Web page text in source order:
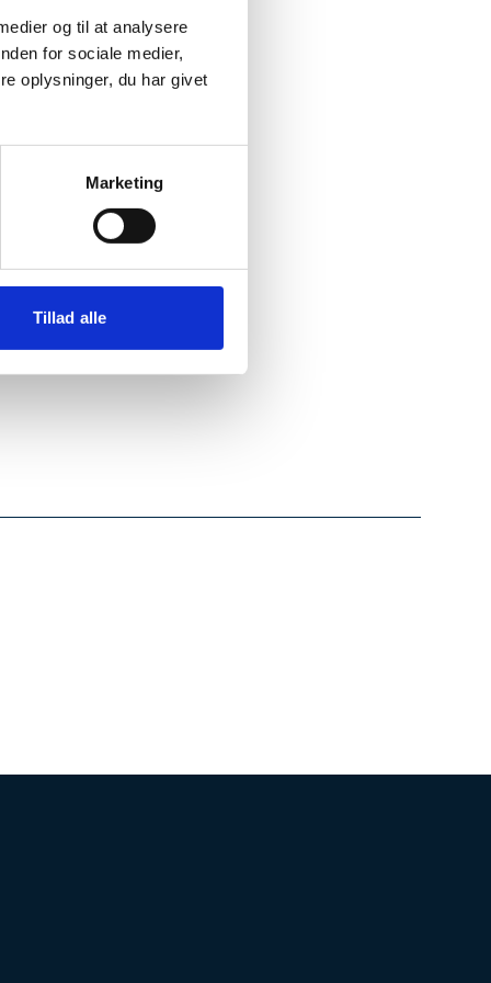
og til at analysere
for sociale medier,
oplysninger, du har givet
Marketing
Tillad alle